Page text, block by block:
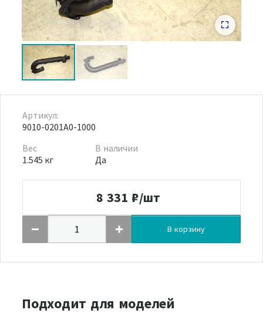
Артикул:
9010-0201A0-1000
Вес
1.545 кг
В наличии
Да
8 331 ₽/шт
В корзину
Подходит для моделей